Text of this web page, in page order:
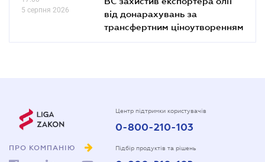
5 серпня 2026
від донарахувань за
трансфертним ціноутворенням
ПРО КОМПАНІЮ
Центр підтримки користувачів
0-800-210-103
Підбір продуктів та рішень